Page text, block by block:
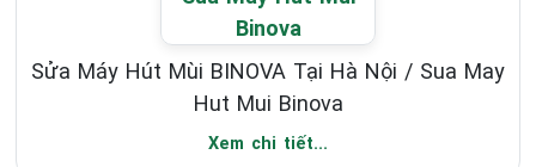
Sửa Máy Hút Mùi BINOVA Tại Hà Nội / Sua May
Hut Mui Binova
Xem chi tiết...